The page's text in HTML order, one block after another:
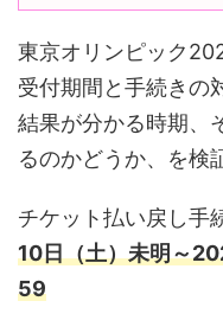
東京オリンピック
受付期間と手続きの
結果が分かる時期、
るのかどうか、を検
チケット払い戻し手
10日（土）未明～
59